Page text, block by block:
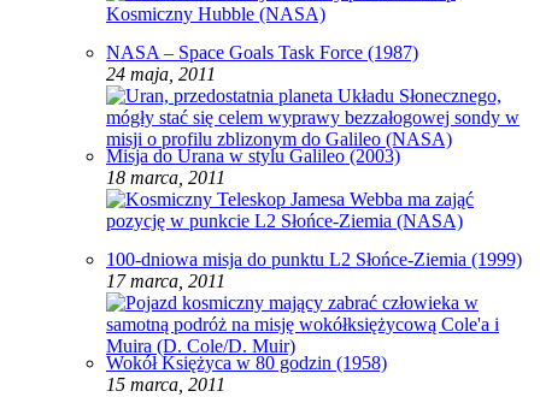
NASA – Space Goals Task Force (1987)
24 maja, 2011
Misja do Urana w stylu Galileo (2003)
18 marca, 2011
100-dniowa misja do punktu L2 Słońce-Ziemia (1999)
17 marca, 2011
Wokół Księżyca w 80 godzin (1958)
15 marca, 2011